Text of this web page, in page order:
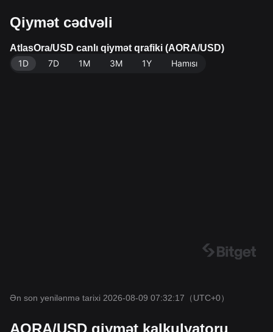
Qiymət cədvəli
AtlasOra/USD canlı qiymət qrafiki (AORA/USD)
1D
7D 1M 3M 1Y Hamısı
Ən son yenilənmə tarixi 2026-08-09 07:32:17 （UTC+0）
AORA/USD qiymət kalkulyatoru